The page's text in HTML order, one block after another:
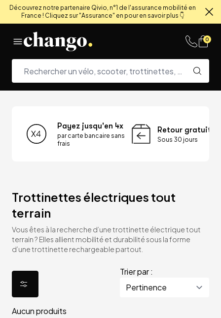
Découvrez notre partenaire Qivio, n°1 de l'assurance mobilité en
France ! Cliquez sur "Assurance" en pour en savoir plus 👇
0
Payez jusqu'en 4x
par carte bancaire sans
frais
Retour gratuit
Sous 30 jours
Trottinettes électriques tout
terrain
Vous êtes à la recherche d’une trottinette électrique tout
terrain ? Elles allient mobilité et durabilité sous la forme
d’une trottinette rechargeable partout.
Trier par :
Aucun produits